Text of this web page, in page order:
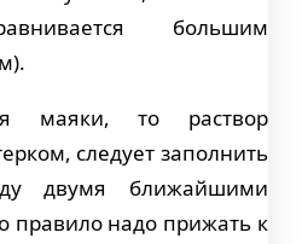
большим
маяки, то раствор
следует заполнить
двумя ближайшими
правило надо прижать к